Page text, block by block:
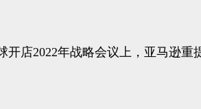
店2022年战略会议上，亚马逊